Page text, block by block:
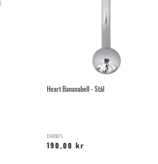
Heart Bananabell - Stål
DMB05
190,00 kr